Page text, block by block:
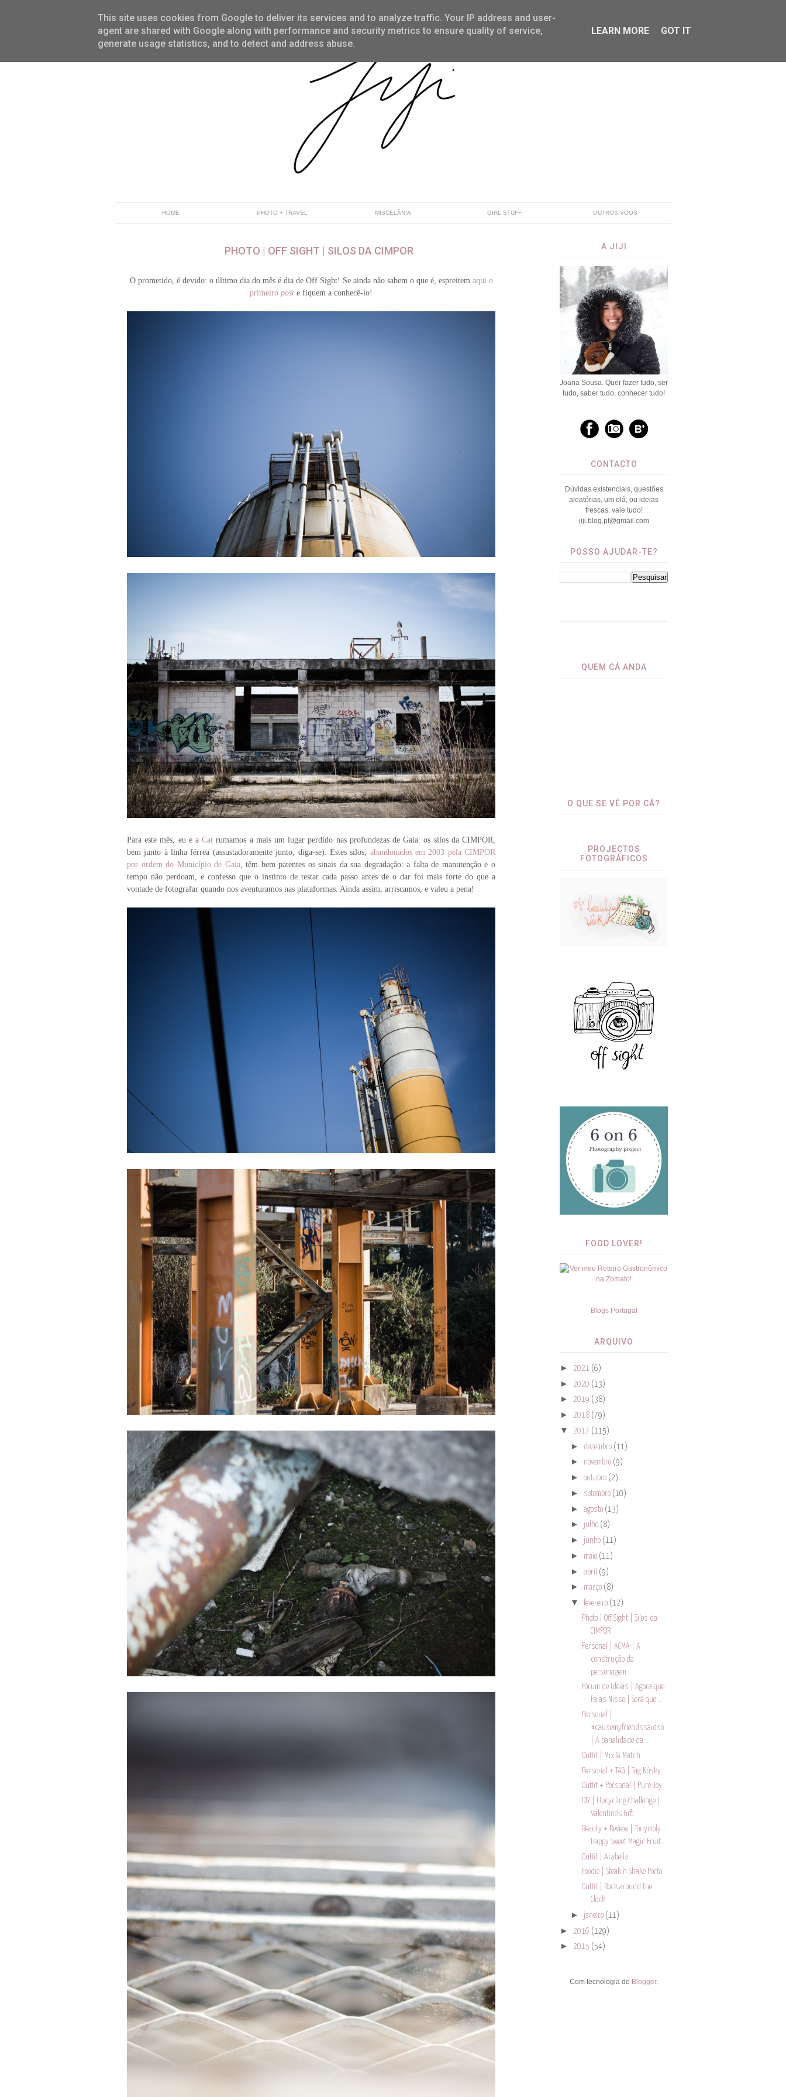
HOME PHOTO + TRAVEL MISCELÂNIA GIRL STUFF OUTROS VOOS
A JIJI
Joana Sousa. Quer fazer tudo, ser
tudo, saber tudo, conhecer tudo!
CONTACTO
Dúvidas existenciais, questões
aleatórias, um olá, ou ideias
frescas: vale tudo!
jiji.blog.pt@gmail.com
POSSO AJUDAR-TE?
QUEM CÁ ANDA
O QUE SE VÊ POR CÁ?
PROJECTOS
FOTOGRÁFICOS
FOOD LOVER!
Blogs Portugal
ARQUIVO
► 2021 (6)
► 2020 (13)
► 2019 (38)
► 2018 (79)
▼ 2017 (115)
► dezembro (11)
► novembro (9)
► outubro (2)
► setembro (10)
► agosto (13)
► julho (8)
► junho (11)
► maio (11)
► abril (9)
► março (8)
▼ fevereiro (12)
Photo | Off Sight | Silos da
CIMPOR
Personal | ACMA | A
construção da
personagem
Fórum de Ideias | Agora que
Falas Nisso | Será que...
Personal |
#causemyfriendssaidso
| A banalidade da...
Outfit | Mix & Match
Personal + TAG | Tag Nósky
Outfit + Personal | Pure Joy
DIY | Upcycling Challenge |
Valentine's Gift
Beauty + Review | Tonymoly
Happy Sweet Magic Fruit...
Outfit | Arabella
Foodie | Steak 'n Shake Porto
Outfit | Rock around the
Clock
► janeiro (11)
► 2016 (129)
► 2015 (54)
Com tecnologia do Blogger.
PHOTO | OFF SIGHT | SILOS DA CIMPOR
O prometido, é devido: o último dia do mês é dia de Off Sight! Se ainda não sabem o que é, espreitem aqui o
primeiro post e fiquem a conhecê-lo!
Para este mês, eu e aCat rumamos a mais um lugar perdido nas profundezas de Gaia: os silos da CIMPOR,
bem junto à linha férrea (assustadoramente junto, diga-se). Estes silos, abandonados em 2003 pela CIMPOR
por ordem do Município de Gaia, têm bem patentes os sinais da sua degradação: a falta de manutenção e o
tempo não perdoam, e confesso que o instinto de testar cada passo antes de o dar foi mais forte do que a
vontade de fotografar quando nos aventuramos nas plataformas. Ainda assim, arriscamos, e valeu a pena!
This site uses cookies from Google to deliver its services and to analyze traffic. Your IP address and user-
agent are shared with Google along with performance and security metrics to ensure quality of service,
generate usage statistics, and to detect and address abuse.
LEARN MORE GOT IT